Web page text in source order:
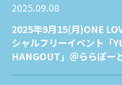
2025.09.08
2025年9月15(月)ONE
シャルフリーイベント「
HANGOUT」＠ららぽー